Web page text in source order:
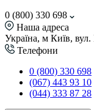
0 (800) 330 698
Наша адреса
Україна, м Київ,
Телефони
0 (800) 330 698
(067) 443 93 10
(044) 333 87 28